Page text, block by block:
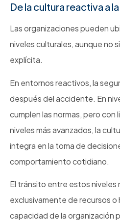
De la cultura reactiva a
Las organizaciones pueden
niveles culturales, aunque no
explícita.
En entornos reactivos, la
después del accidente. En
cumplen las normas, pero con
niveles más avanzados, la
integra en la toma de
comportamiento cotidiano.
El tránsito entre estos niveles
exclusivamente de recursos o
capacidad de la organización